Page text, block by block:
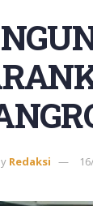
Redaksi